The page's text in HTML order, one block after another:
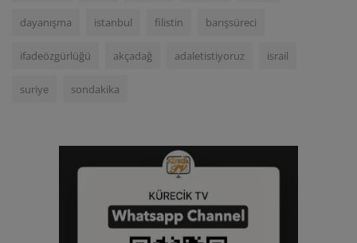
dayanışma istanbul filistin barışsüreci
ifadeözgürlüğü akçadağ adaletistiyoruz israil
suriye sondakika